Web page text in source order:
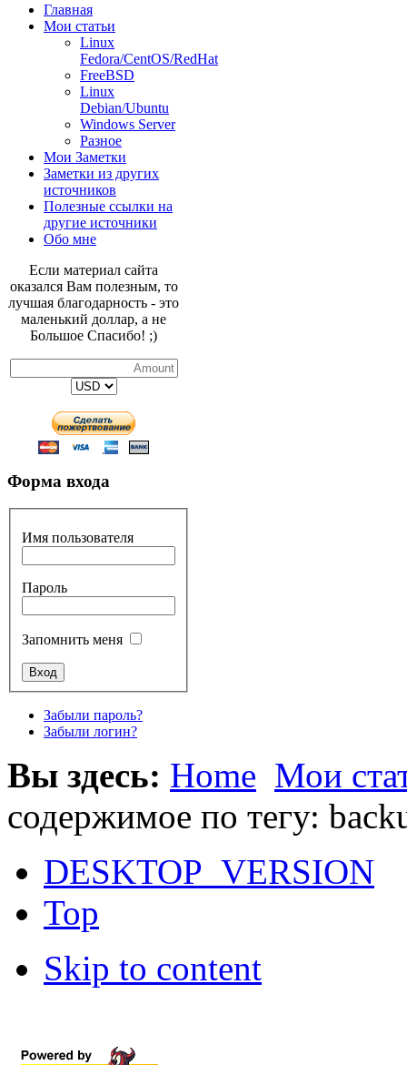
Главная
Мои статьи
Linux
Fedora/CentOS/RedHat
FreeBSD
Linux
Debian/Ubuntu
Windows Server
Разное
Мои Заметки
Заметки из других
источников
Полезные ссылки на
другие источники
Обо мне
Если материал сайта
оказался Вам полезным, то
лучшая благодарность - это
маленький доллар, а не
Большое Спасибо! ;)
Форма входа
Имя пользователя
Пароль
Запомнить меня
Забыли пароль?
Забыли логин?
Вы здесь: Home Мои
содержимое по тегу:
DESKTOP_VERSION
Top
Skip to content